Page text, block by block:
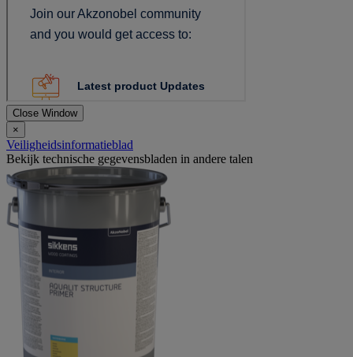
Close Window
×
Veiligheidsinformatieblad
Bekijk technische gegevensbladen in andere talen